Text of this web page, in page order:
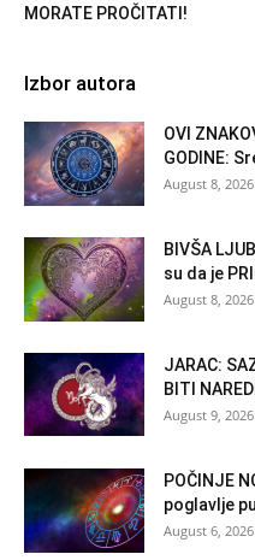
MORATE PROČITATI!
Izbor autora
OVI
GODINE:
August 8, 2026
BIVŠA
su da je
August 8, 2026
JARAC:
BITI
August 9, 2026
POČINJE
poglavlje
August 6, 2026